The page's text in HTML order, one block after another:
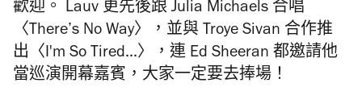
歡迎。 Lauv 更先後跟 Julia Michaels 合唱
〈There’s No Way〉，並與 Troye Sivan 合作推
出 〈I'm So Tired...〉，連 Ed Sheeran 都邀請他
當巡演開幕嘉賓，大家一定要去捧場！